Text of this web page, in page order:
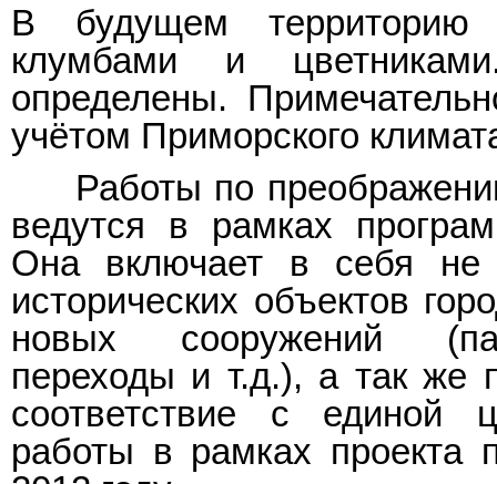
В будущем территорию
клумбами и
определены.
учётом Приморского
Работы по
ведутся в рамках
Она включает в себя не
исторических объектов
новых сооружений
переходы и т.д.), а так же
соответствие с единой
работы в рамках проекта